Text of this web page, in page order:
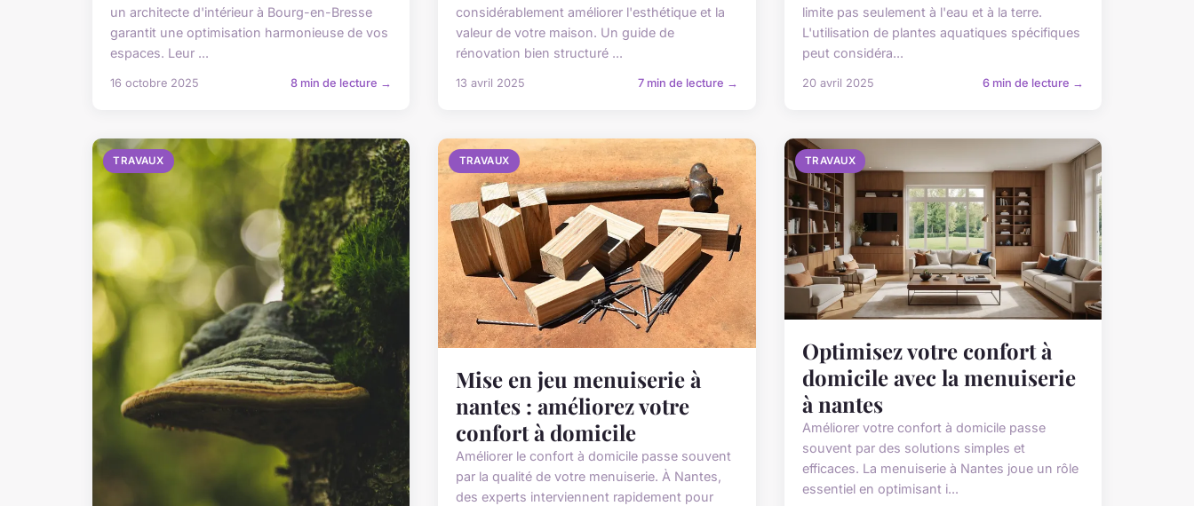
un architecte d'intérieur à Bourg-en-Bresse
garantit une optimisation harmonieuse de vos
espaces. Leur ...
16 octobre 2025 8 min de lecture →
considérablement améliorer l'esthétique et la
valeur de votre maison. Un guide de
rénovation bien structuré ...
13 avril 2025 7 min de lecture →
limite pas seulement à l'eau et à la terre.
L'utilisation de plantes aquatiques spécifiques
peut considéra...
20 avril 2025 6 min de lecture →
TRAVAUX TRAVAUX
Mise en jeu menuiserie à
nantes : améliorez votre
confort à domicile
Améliorer le confort à domicile passe souvent
par la qualité de votre menuiserie. À Nantes,
des experts interviennent rapidement pour
TRAVAUX
Optimisez votre confort à
domicile avec la menuiserie
à nantes
Améliorer votre confort à domicile passe
souvent par des solutions simples et
efficaces. La menuiserie à Nantes joue un rôle
essentiel en optimisant i...